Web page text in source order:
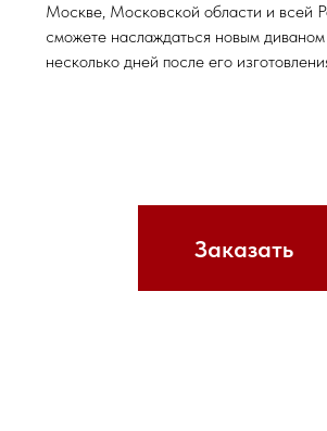
Москве, Московской области и всей
сможете наслаждаться новым
несколько дней после его
Заказать